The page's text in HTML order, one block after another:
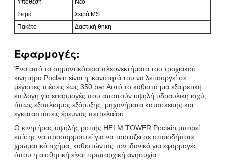
Υπόθεση
Νέο
Σειρά
Σειρά MS
Πακέτο
Δαστική θήκη
Εφαρμογές:
Ένα από τα σημαντικότερα πλεονεκτήματα του τροχιακού
κινητήρα Poclain είναι η ικανότητά του να λειτουργεί σε
μέγιστες πιέσεις έως 350 bar.Αυτό το καθιστά μια εξαιρετική
επιλογή για εφαρμογές που απαιτούν υψηλή υδραυλική ισχύ,
όπως εξοπλισμός εξόρυξης, μηχανήματα κατασκευής και
εγκαταστάσεις έρευνας πετρελαίου.
Ο κινητήρας υψηλής ροπής HELM TOWER Poclain μπορεί
επίσης να προσαρμοστεί για να ταιριάζει σε οποιοδήποτε
χρωματικό σχήμα, καθιστώντας τον ιδανικό για εφαρμογές
όπου η αισθητική είναι πρωταρχική ανησυχία.